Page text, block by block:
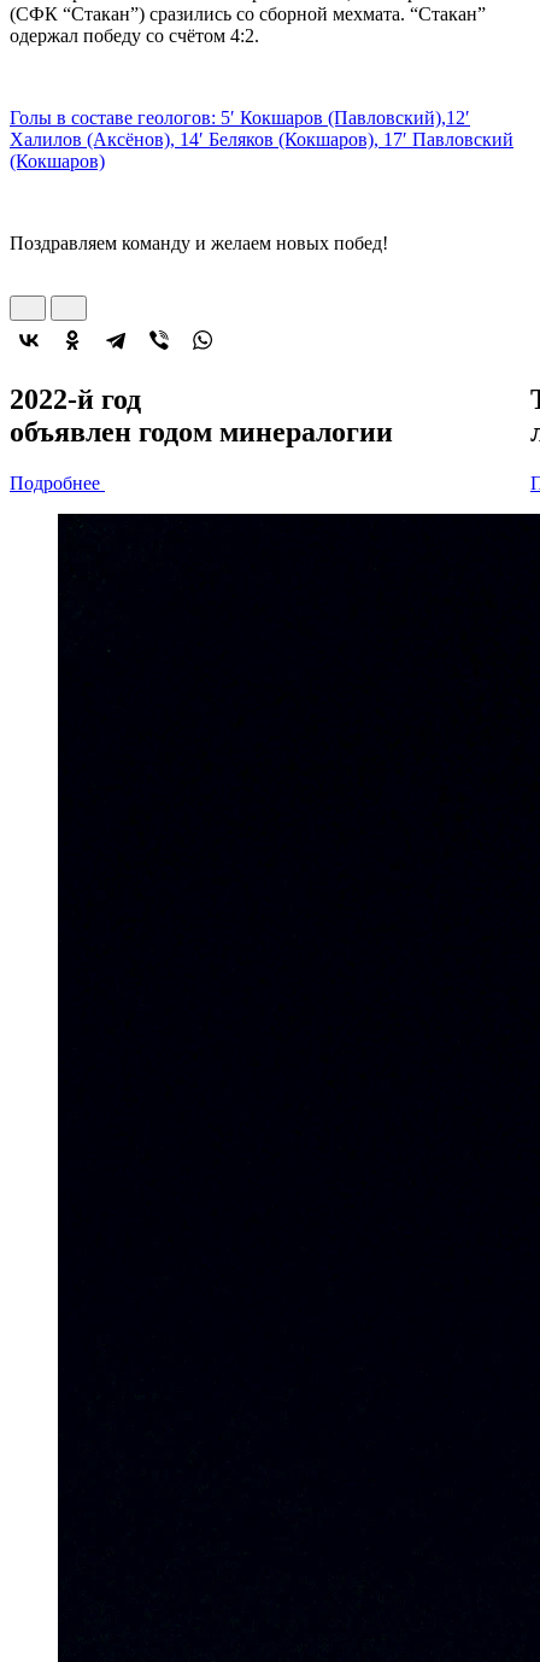
(СФК “Стакан”) сразились со сборной мехмата. “Стакан”
одержал победу со счётом 4:2.
Голы в составе геологов: 5′ Кокшаров (Павловский),12′
Халилов (Аксёнов), 14′ Беляков (Кокшаров), 17′ Павловский
(Кокшаров)
Поздравляем команду и желаем новых побед!
2022-й год
объявлен годом минералогии
Подробнее